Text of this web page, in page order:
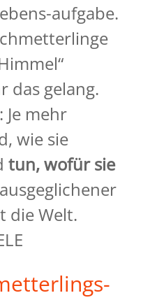
aufgabe.
das gelang.
Je mehr
wie sie
tun, wofür sie
die Welt.